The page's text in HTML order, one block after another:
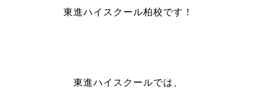
東進ハイスクール柏校です！
東進ハイスクールでは、